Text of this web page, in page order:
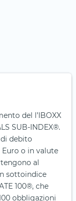
del l’IBOXX
SUB-INDEX®.
debito
o in valute
al
sottoindice
100®, che
obbligazioni